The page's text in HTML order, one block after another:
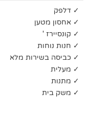
✓ דלפק
✓ אחסון מטען
✓ קונסיירז '
✓ חנות נוחות
✓ כביסה בשירות מלא
✓ מעלית
✓ מתנות
✓ משק בית